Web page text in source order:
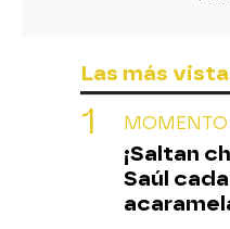
Las más
¡Saltan
Saúl